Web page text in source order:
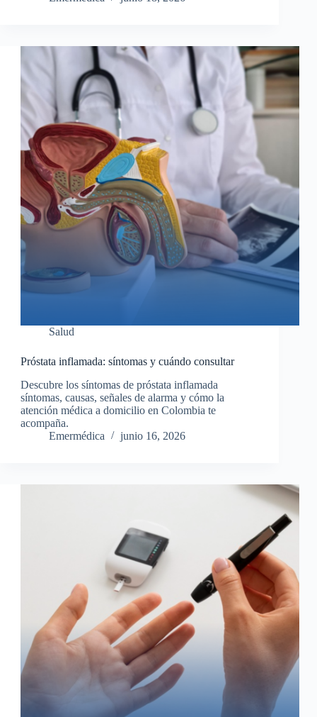
Salud
Próstata inflamada: síntomas y cuándo consultar
Descubre los síntomas de próstata inflamada
síntomas, causas, señales de alarma y cómo la
atención médica a domicilio en Colombia te
acompaña.
Emermédica
junio 16, 2026